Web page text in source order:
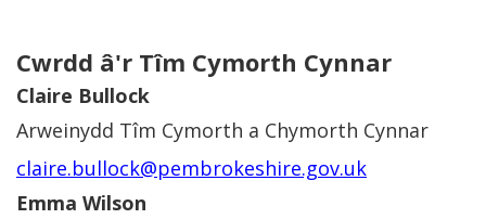
Cwrdd â'r Tîm Cymorth Cynnar
Claire Bullock
Arweinydd Tîm Cymorth a Chymorth Cynnar
claire.bullock@pembrokeshire.gov.uk
Emma Wilson